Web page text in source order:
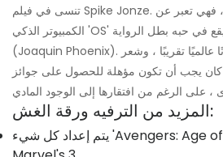
، فهي تعبر عن Samantha ،
الكمبيوتر الذكي 'OS' الذي يقع في حبه بطل الرواية Theodore
(Joaquin Phoenix). لاقى الفيلم استحسانًا عالميًا تقريبًا ، وشعر
كان يجب أن تكون مؤهلة للحصول على جوائز
المزيد من الترفيه ورقة الغش:
يتم إعداد كل شيء 'Avengers: Age of Ultron' لمرحلة